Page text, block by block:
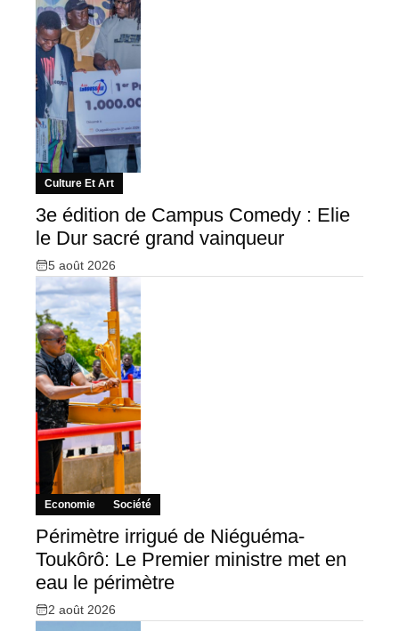
Culture Et Art
3e édition de Campus Comedy : Elie
le Dur sacré grand vainqueur
5 août 2026
Economie Société
Périmètre irrigué de Niéguéma-
Toukôrô: Le Premier ministre met en
eau le périmètre
2 août 2026